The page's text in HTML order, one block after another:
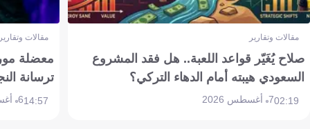
مقالات وتقارير
صلاح يُغَيّر قواعد اللعبة.. هل فقد المشروع
السعودي هيبته أمام الدهاء التركي؟
02:197 أغسطس 2026
مقالات
معضلة
ترسانة
14:576 أغسطس 2026